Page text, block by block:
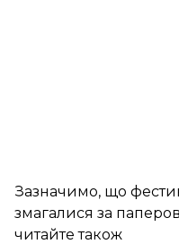
Зазначимо, що
змагалися за
читайте також